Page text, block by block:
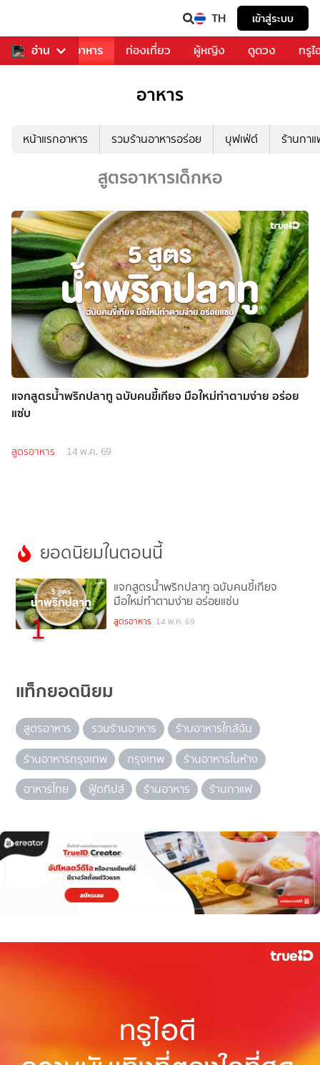
TH เข้าสู่ระบบ
อ่าน
การเพลง อาหาร ท่องเที่ยว ผู้หญิง ดูดวง ทรู
อาหาร
หน้าแรกอาหาร รวมร้านอาหารอร่อย บุฟเฟ่ต์ ร้านกา
สูตรอาหารเด็กหอ
แจกสูตรน้ำพริกปลาทู ฉบับคนขี้เกียจ มือใหม่ทำตามง่าย อร่อย
แซ่บ
สูตรอาหาร 14 พ.ค. 69
ยอดนิยมในตอนนี้
1
แจกสูตรน้ำพริกปลาทู ฉบับคนขี้เกียจ
มือใหม่ทำตามง่าย อร่อยแซ่บ
สูตรอาหาร 14 พ.ค. 69
แท็กยอดนิยม
สูตรอาหาร รวมร้านอาหาร
ร้านอาหารใกล้ฉัน
ร้านอาหารกรุงเทพ
กรุงเทพ
ร้านอาหารในห้าง
อาหารไทย
ฟู้ดทิปส์ ร้านอาหาร ร้านกาแฟ